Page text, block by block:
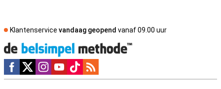
Klantenservice vandaag geopend vanaf 09.00 uur
Social media